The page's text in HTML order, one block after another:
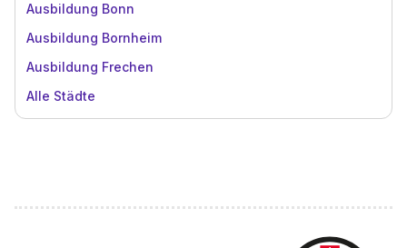
Ausbildung Bonn
Ausbildung Bornheim
Ausbildung Frechen
Alle Städte